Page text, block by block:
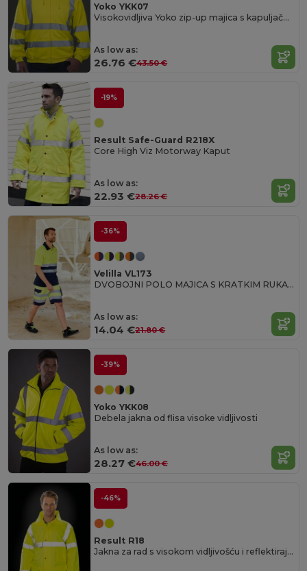
Yoko YKK07
Visokovidljiva Yoko zip-up majica s kapuljačom
As low as:
26.76 €43.50 €
-19%
Result Safe-Guard R218X
Core High Viz Motorway Kaput
As low as:
22.93 €28.26 €
-36%
Velilla VL173
DVOBOJNI POLO MAJICA S KRATKIM RUKAVIMA VISOKE VIDLJIVOSTI
As low as:
14.04 €21.80 €
-39%
Yoko YKK08
Debela jakna od flisa visoke vidljivosti
As low as:
28.27 €46.00 €
-46%
Result R18
Jakna za rad s visokom vidljivošću i reflektirajućom sigurnošću